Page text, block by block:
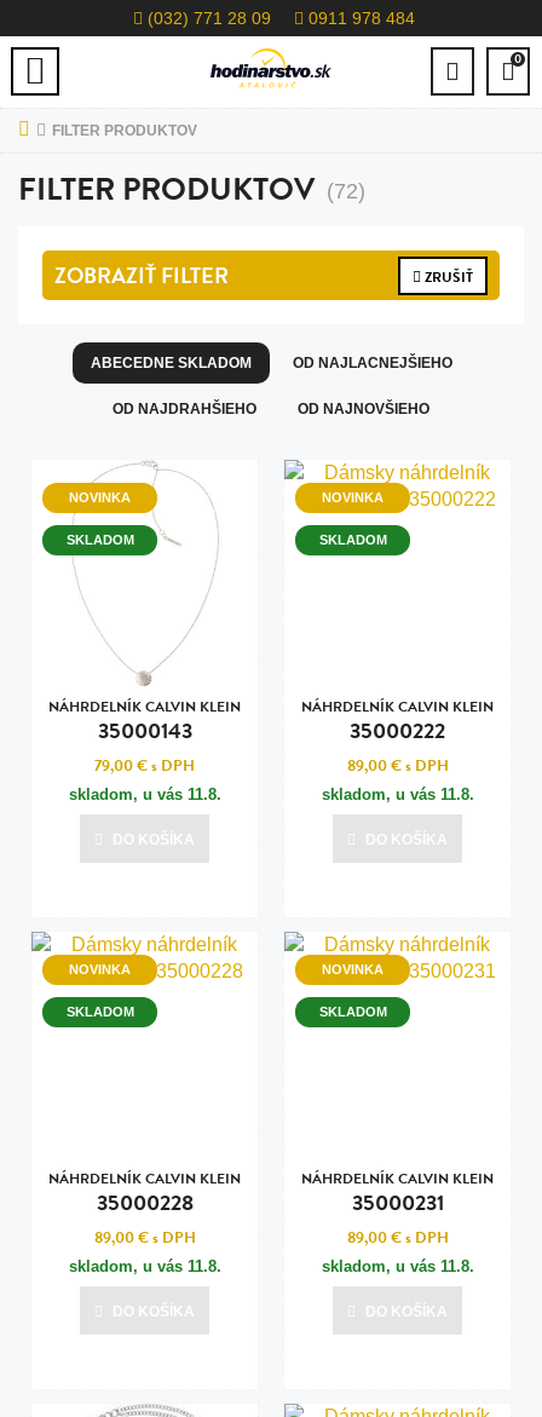
(032) 771 28 09 0911 978 484
0
FILTER PRODUKTOV
FILTER PRODUKTOV (72)
ZOBRAZIŤFILTER ZRUŠIŤ
ABECEDNE SKLADOM OD NAJLACNEJŠIEHO
OD NAJDRAHŠIEHO OD NAJNOVŠIEHO
NOVINKA
SKLADOM
NÁHRDELNÍK CALVIN KLEIN
35000143
79,00 €s DPH
skladom, u vás 11.8.
DO KOŠÍKA
NOVINKA
SKLADOM
NÁHRDELNÍK CALVIN KLEIN
35000222
89,00 €s DPH
skladom, u vás 11.8.
DO KOŠÍKA
NOVINKA
SKLADOM
NÁHRDELNÍK CALVIN KLEIN
35000228
89,00 €s DPH
skladom, u vás 11.8.
DO KOŠÍKA
NOVINKA
SKLADOM
NÁHRDELNÍK CALVIN KLEIN
35000231
89,00 €s DPH
skladom, u vás 11.8.
DO KOŠÍKA